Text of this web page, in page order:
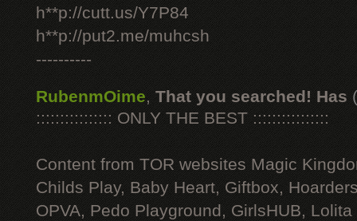
h**p://cutt.us/Y7P84
h**p://put2.me/muhcsh
----------
RubenmOime, That you searched! Has
:::::::::::::::: ONLY THE BEST ::::::::::::::::
Content from TOR websites Magic
Childs Play, Baby Heart, Giftbox,
OPVA, Pedo Playground, GirlsHUB, Lolita